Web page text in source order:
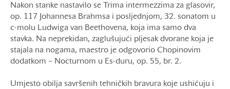
Nakon stanke nastavilo se Trima intermezzima za glasovir,
op. 117 Johannesa Brahmsa i posljednjom, 32. sonatom u
c-molu Ludwiga van Beethovena, koja ima samo dva
stavka. Na neprekidan, zaglušujući pljesak dvorane koja je
stajala na nogama, maestro je odgovorio Chopinovim
dodatkom – Nocturnom u Es-duru, op. 55, br. 2.
Umjesto obilja savršenih tehničkih bravura koje ushićuju i